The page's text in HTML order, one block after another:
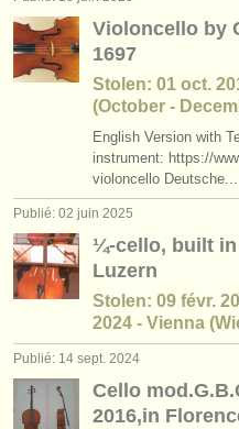
rss feeds
actualités musique
ajouter votre annonce
find out about our
ATS faq
s'identifier
Violoncello by
1697
Stolen: 01 oct.
(October -
English Version with
instrument: https://
violoncello Deutsche...
Publié: 02 juin 2025
¼-cello, built in
Luzern
Stolen: 09 févr.
2024 - Vienna
Publié: 14 sept. 2024
Cello
2016,in